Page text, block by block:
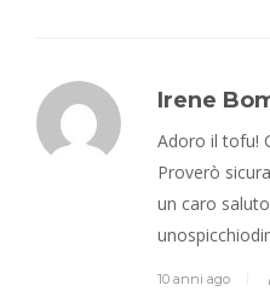
Irene
Adoro il tofu!
Proverò
un caro
10 anni ago